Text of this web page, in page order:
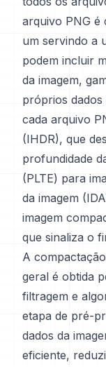
arquivo PNG é
um servindo a
podem incluir
da imagem,
próprios dados
cada arquivo
(IHDR), que
profundidade
(PLTE) para
da imagem
imagem
que sinaliza o
A
geral é obtida
filtragem e
etapa de pré-
dados da
eficiente,